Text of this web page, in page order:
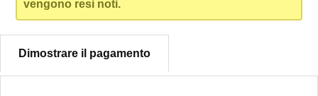
vengono resi noti.
Dimostrare il pagamento